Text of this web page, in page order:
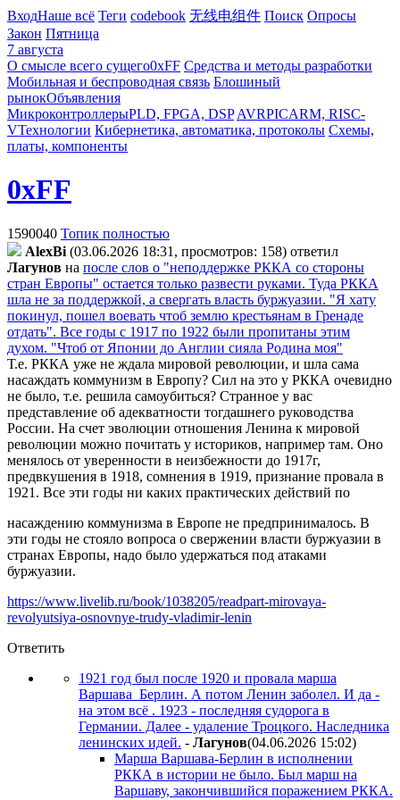
ВходНаше всё Теги codebook 无线电组件 Поиск Опросы
Закон Пятница
7 августа
О смысле всего сущего0xFF Средства и методы разработки
Мобильная и беспроводная связь Блошиный
рынокОбъявления
МикроконтроллерыPLD, FPGA, DSP AVRPICARM, RISC-
VТехнологии Кибернетика, автоматика, протоколы Схемы,
платы, компоненты
0xFF
1590040 Топик полностью
AlexBi (03.06.2026 18:31, просмотров: 158) ответил
Лaгyнoв на после слов о "неподдержке РККА со стороны
стран Европы" остается только развести руками. Туда РККА
шла не за поддержкой, а свергать власть буржуазии. "Я хату
покинул, пошел воевать чтоб землю крестьянам в Гренаде
отдать". Все годы с 1917 по 1922 были пропитаны этим
духом. "Чтоб от Японии до Англии сияла Родина моя"
Т.е. РККА уже не ждала мировой революции, и шла сама
насаждать коммунизм в Европу? Сил на это у РККА очевидно
не было, т.е. решила самоубиться? Странное у вас
представление об адекватности тогдашнего руководства
России. На счет эволюции отношения Ленина к мировой
революции можно почитать у историков, например там. Оно
менялось от уверенности в неизбежности до 1917г,
предвкушения в 1918, сомнения в 1919, признание провала в
1921. Все эти годы ни каких практических действий по
насаждению коммунизма в Европе не предпринималось. В
эти годы не стояло вопроса о свержении власти буржуазии в
странах Европы, надо было удержаться под атаками
буржуазии.
https://www.livelib.ru/book/1038205/readpart-mirovaya-
revolyutsiya-osnovnye-trudy-vladimir-lenin
Ответить
1921 год был после 1920 и провала марша
Варшава_Берлин. А потом Ленин заболел. И да -
на этом всё . 1923 - последняя судорога в
Германии. Далее - удаление Троцкого. Наследника
ленинских идей. - Лaгyнoв(04.06.2026 15:02)
Марша Варшава-Берлин в исполнении
РККА в истории не было. Был марш на
Варшаву, закончившийся поражением РККА.